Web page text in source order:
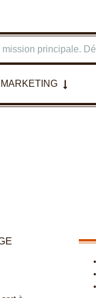
principale.
MARKETING